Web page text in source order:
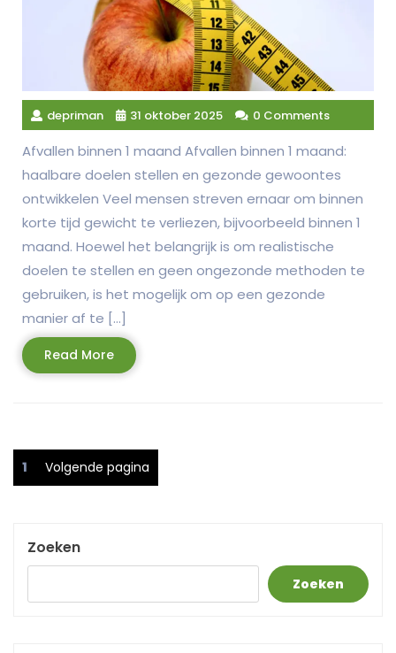
depriman 31 oktober 2025 0 Comments
Afvallen binnen 1 maand Afvallen binnen 1 maand:
haalbare doelen stellen en gezonde gewoontes
ontwikkelen Veel mensen streven ernaar om binnen
korte tijd gewicht te verliezen, bijvoorbeeld binnen 1
maand. Hoewel het belangrijk is om realistische
doelen te stellen en geen ongezonde methoden te
gebruiken, is het mogelijk om op een gezonde
manier af te […]
Read MoreRead
More
Berichtnavigatie
Pagina
1 Volgende pagina
Zoeken
Zoeken